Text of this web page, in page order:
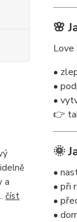
a
číst
🌸
Love
•
•
•
👉
🌞
•
• při
•
•